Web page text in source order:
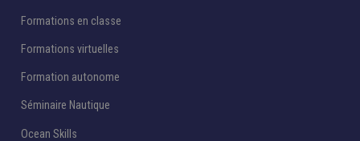
Formations en classe
Formations virtuelles
Formation autonome
Séminaire Nautique
Ocean Skills